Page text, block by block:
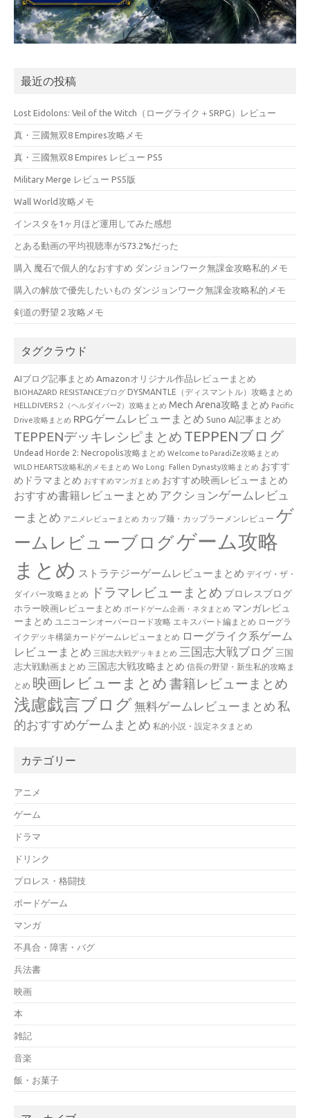
最近の投稿
Lost Eidolons: Veil of the Witch（ローグライク＋SRPG）レビュー
真・三國無双8 Empires攻略メモ
真・三國無双8 Empires レビュー PS5
Military Merge レビュー PS5版
Wall World攻略メモ
インスタを1ヶ月ほど運用してみた感想
とある動画の平均視聴率が573.2%だった
購入 魔石で個人的なおすすめ ダンジョンワーク無課金攻略私的メモ
購入の解放で優先したいもの ダンジョンワーク無課金攻略私的メモ
剣道の野望２攻略メモ
タグクラウド
AIブログ記事まとめ Amazonオリジナル作品レビューまとめ
BIOHAZARD RESISTANCEブログ DYSMANTLE（ディスマントル）攻略まとめ
HELLDIVERS 2（ヘルダイバー2）攻略まとめ Mech Arena攻略まとめ Pacific
Drive攻略まとめ RPGゲームレビューまとめ Suno AI記事まとめ
TEPPENデッキレシピまとめ TEPPENブログ
Undead Horde 2: Necropolis攻略まとめ Welcome to ParadiZe攻略まとめ
WILD HEARTS攻略私的メモまとめ Wo Long: Fallen Dynasty攻略まとめ おすす
めドラマまとめ おすすめマンガまとめ おすすめ映画レビューまとめ
おすすめ書籍レビューまとめ アクションゲームレビュ
ーまとめ アニメレビューまとめ カップ麺・カップラーメンレビュー ゲ
ームレビューブログゲーム攻略
まとめ ストラテジーゲームレビューまとめ デイヴ・ザ・
ダイバー攻略まとめ ドラマレビューまとめ プロレスブログ
ホラー映画レビューまとめ ボードゲーム企画・ネタまとめ マンガレビュ
ーまとめ ユニコーンオーバーロード攻略 エキスパート編まとめ ローグラ
イクデッキ構築カードゲームレビューまとめ ローグライク系ゲーム
レビューまとめ 三国志大戦デッキまとめ 三国志大戦ブログ 三国
志大戦動画まとめ 三国志大戦攻略まとめ 信長の野望・新生私的攻略ま
とめ 映画レビューまとめ 書籍レビューまとめ
浅慮戯言ブログ無料ゲームレビューまとめ 私
的おすすめゲームまとめ 私的小説・設定ネタまとめ
カテゴリー
アニメ
ゲーム
ドラマ
ドリンク
プロレス・格闘技
ボードゲーム
マンガ
不具合・障害・バグ
兵法書
映画
本
雑記
音楽
飯・お菓子